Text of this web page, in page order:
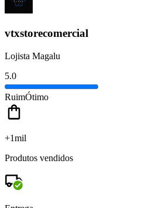
vtxstorecomercial
Lojista Magalu
5.0
RuimÓtimo
+1mil
Produtos vendidos